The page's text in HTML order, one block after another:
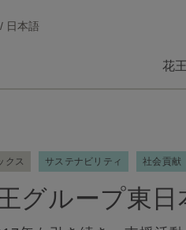
/ 日本語
花
クス サステナビリティ 社会貢献
グループ東